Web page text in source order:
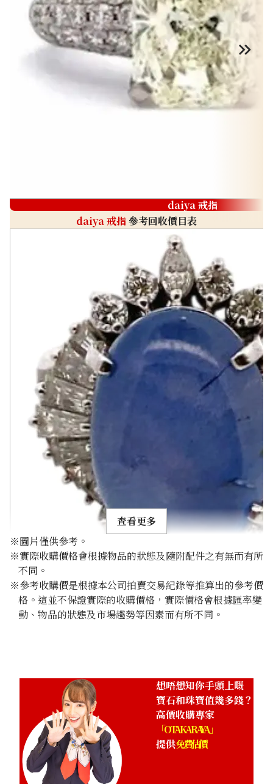
daiya 戒指
daiya 戒指參考回收價目表
Pt･Pm900 Star Sapphire Diamond Ring 10.97ct
參考回收價
查看更多
※圖片僅供參考。
※實際收購價格會根據物品的狀態及隨附配件之有無而有所
不同。
※參考收購價是根據本公司拍賣交易紀錄等推算出的參考價
格。這並不保證實際的收購價格，實際價格會根據匯率變
動、物品的狀態及市場趨勢等因素而有所不同。
想唔想知你手頭上嘅
寶石和珠寶值幾多錢？
高價收購專家
「OTAKARAYA」
提供免費估價